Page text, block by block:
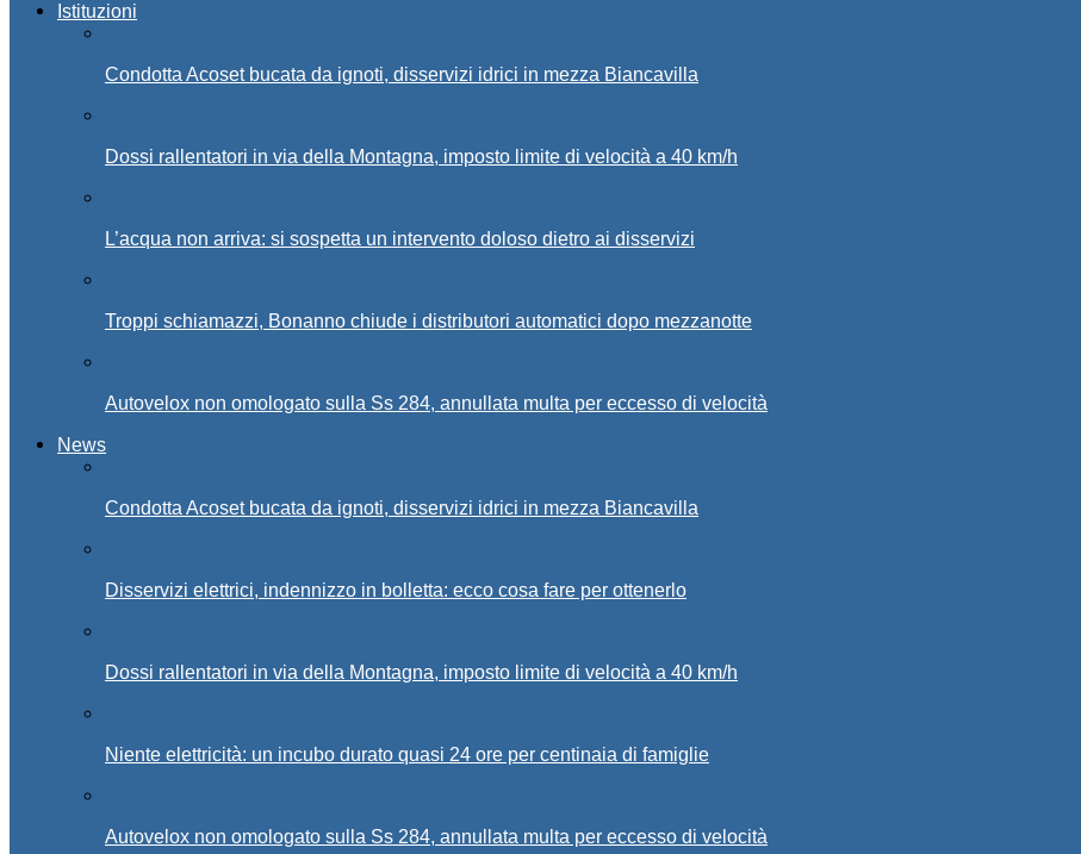
Istituzioni
Condotta Acoset bucata da ignoti, disservizi idrici in mezza Biancavilla
Dossi rallentatori in via della Montagna, imposto limite di velocità a 40 km/h
L’acqua non arriva: si sospetta un intervento doloso dietro ai disservizi
Troppi schiamazzi, Bonanno chiude i distributori automatici dopo mezzanotte
Autovelox non omologato sulla Ss 284, annullata multa per eccesso di velocità
News
Condotta Acoset bucata da ignoti, disservizi idrici in mezza Biancavilla
Disservizi elettrici, indennizzo in bolletta: ecco cosa fare per ottenerlo
Dossi rallentatori in via della Montagna, imposto limite di velocità a 40 km/h
Niente elettricità: un incubo durato quasi 24 ore per centinaia di famiglie
Autovelox non omologato sulla Ss 284, annullata multa per eccesso di velocità